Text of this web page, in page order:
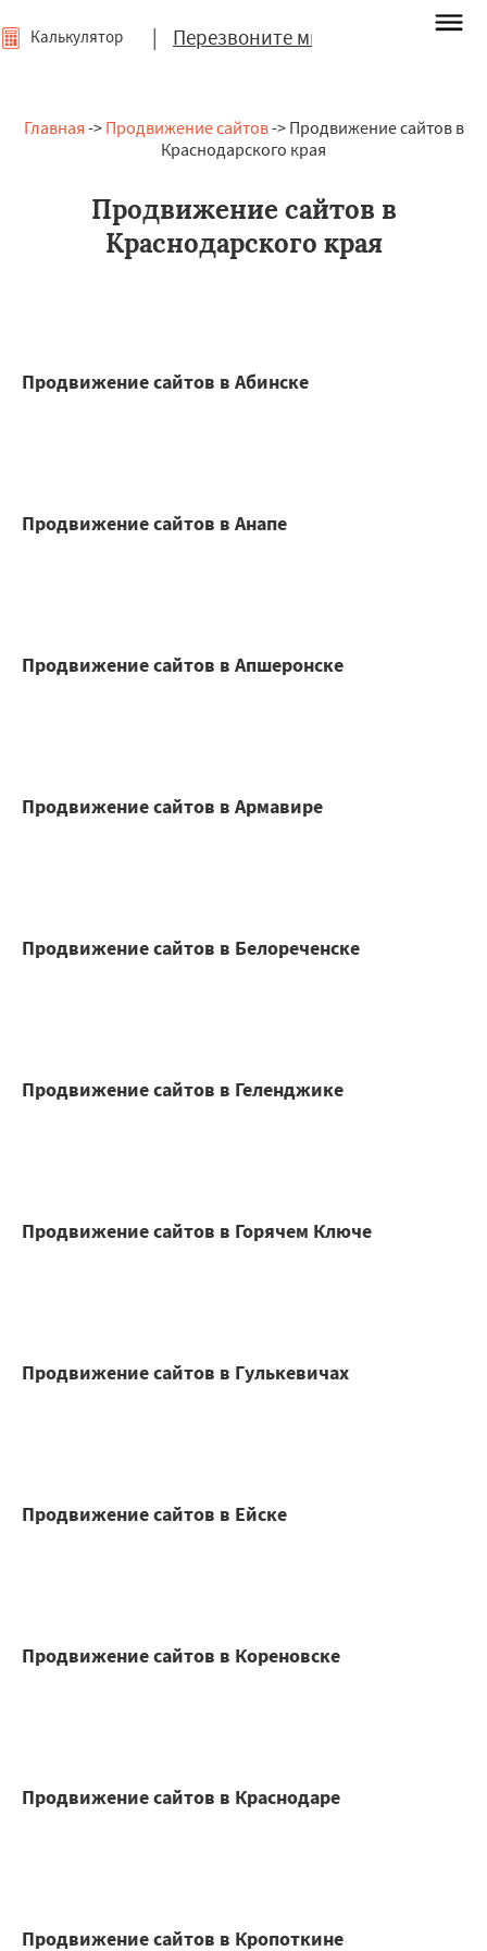
| Перезвоните мне
Калькулятор
Главная -> Продвижение сайтов-> Продвижение сайтов в
Краснодарского края
Продвижение сайтов в
Краснодарского края
Продвижение сайтов в Абинске
Продвижение сайтов в Анапе
Продвижение сайтов в Апшеронске
Продвижение сайтов в Армавире
Продвижение сайтов в Белореченске
Продвижение сайтов в Геленджике
Продвижение сайтов в Горячем Ключе
Продвижение сайтов в Гулькевичах
Продвижение сайтов в Ейске
Продвижение сайтов в Кореновске
Продвижение сайтов в Краснодаре
Продвижение сайтов в Кропоткине